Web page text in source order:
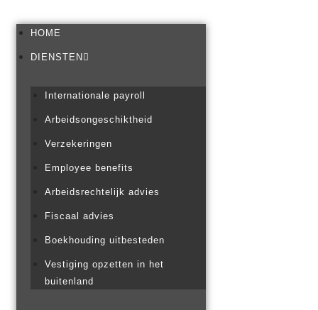
HOME
DIENSTEN
Internationale payroll
Arbeidsongeschiktheid
Verzekeringen
Employee benefits
Arbeidsrechtelijk advies
Fiscaal advies
Boekhouding uitbesteden
Vestiging opzetten in het
buitenland